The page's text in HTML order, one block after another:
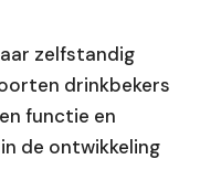
zelfstandig
drinkbekers
functie en
de ontwikkeling